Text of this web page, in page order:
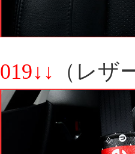
019↓↓ （レザ